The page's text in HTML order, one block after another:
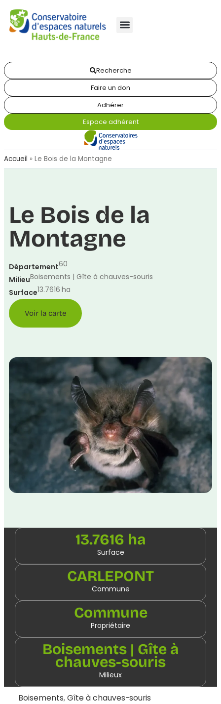
Recherche
Faire un don
Adhérer
Espace adhérent
Accueil » Le Bois de la Montagne
Le Bois de la
Montagne
Département60
MilieuBoisements | Gîte à chauves-souris
Surface13.7616 ha
Voir la carte
13.7616 ha
Surface
CARLEPONT
Commune
Commune
Propriétaire
Boisements | Gîte à
chauves-souris
Milieux
Boisements,Gîte à chauves-souris